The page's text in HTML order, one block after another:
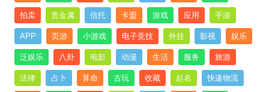
拍卖 贵金属 信托 卡盟 游戏 应用 手游
APP 页游 小游戏 电子竞技 外挂 影视 娱乐
泛娱乐 八卦 电影 动漫 生活 服务 旅游
法律 占卜 算命 古玩 收藏 起名 快递物流